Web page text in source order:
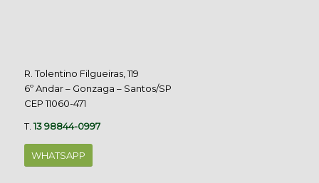
R. Tolentino Filgueiras, 119
6º Andar – Gonzaga – Santos/SP
CEP 11060-471
T.13 98844-0997
WHATSAPP